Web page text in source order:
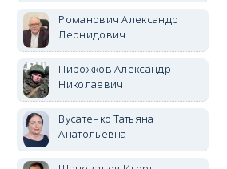
Романович Александр
Леонидович
Пирожков Александр
Николаевич
Вусатенко Татьяна
Анатольевна